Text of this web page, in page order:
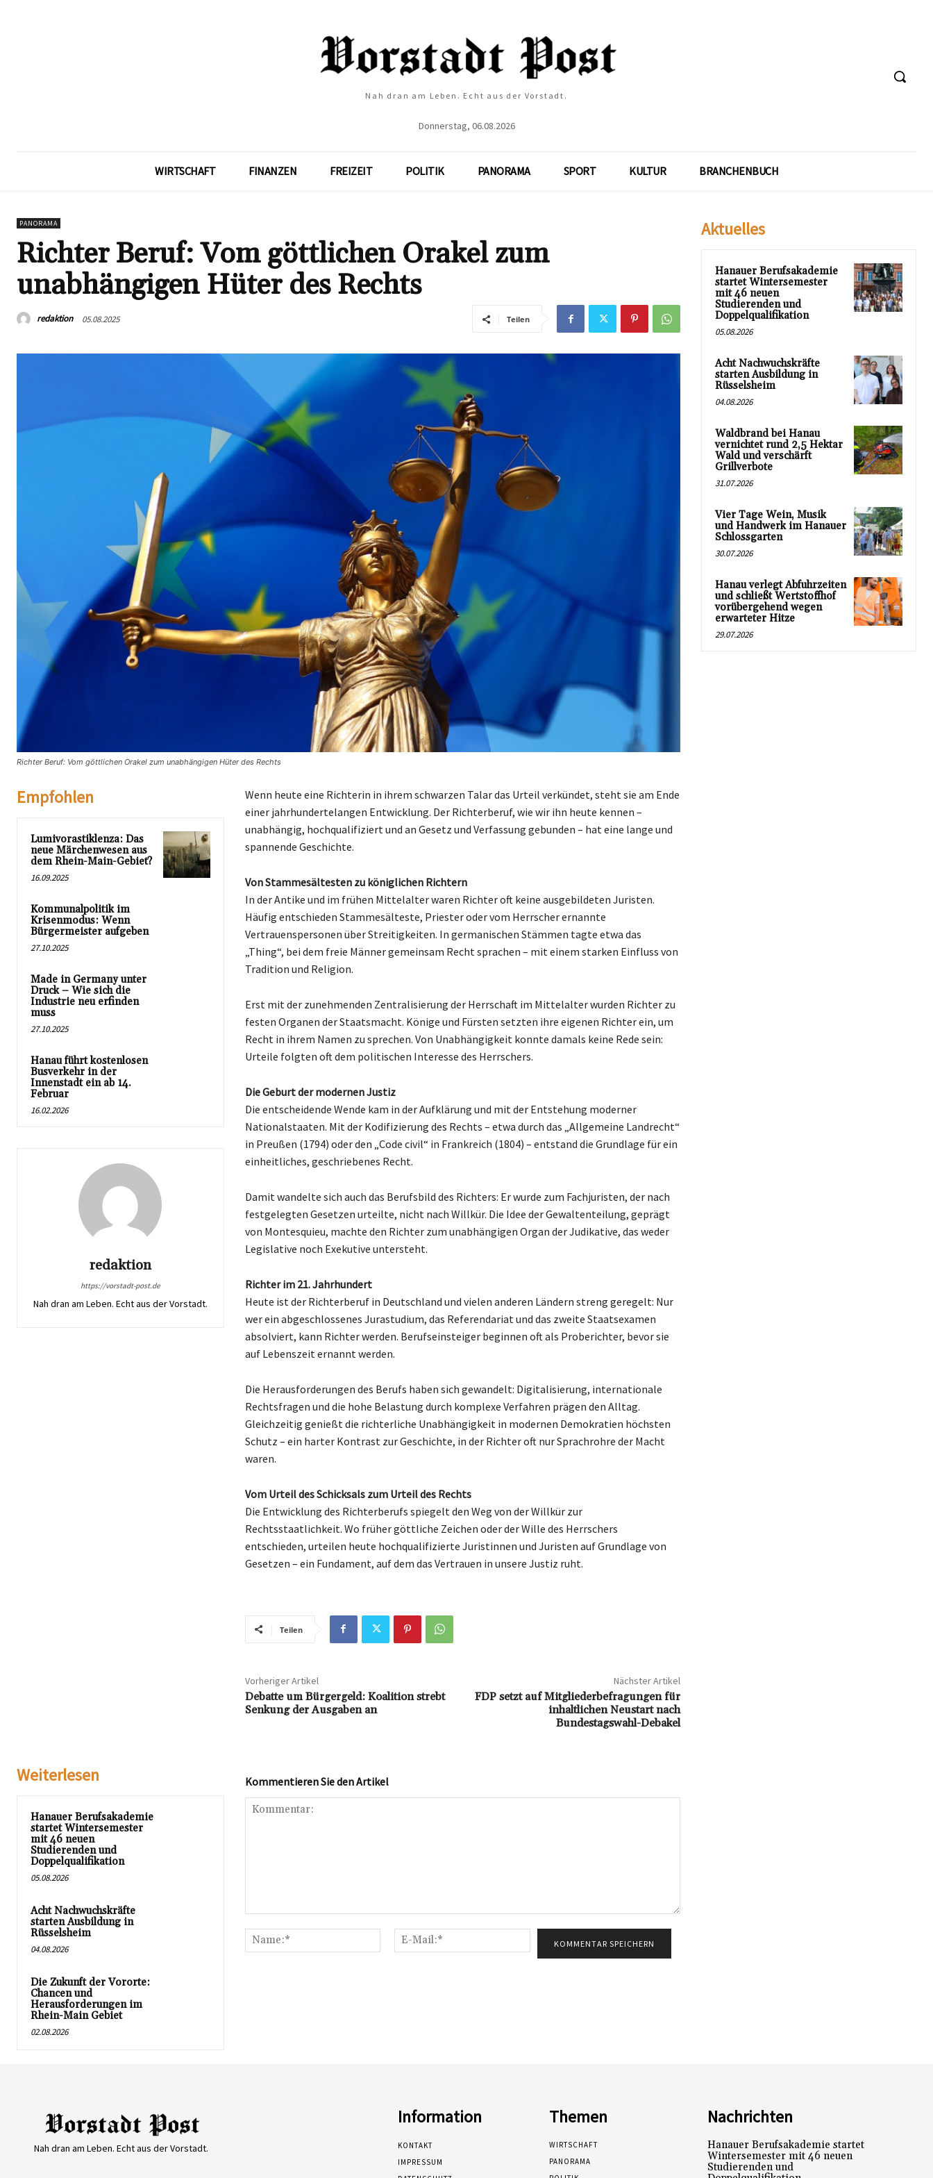
Nah dran am Leben. Echt aus der Vorstadt.
Donnerstag, 06.08.2026
WIRTSCHAFT FINANZEN FREIZEIT POLITIK PANORAMA SPORT KULTUR BRANCHENBUCH
PANORAMA
Richter Beruf: Vom göttlichen Orakel zum
unabhängigen Hüter des Rechts
redaktion 05.08.2025 Teilen
Richter Beruf: Vom göttlichen Orakel zum unabhängigen Hüter des Rechts
Empfohlen
Lumivorastiklenza: Das
neue Märchenwesen aus
dem Rhein-Main-Gebiet?
16.09.2025
Kommunalpolitik im
Krisenmodus: Wenn
Bürgermeister aufgeben
27.10.2025
Made in Germany unter
Druck – Wie sich die
Industrie neu erfinden
muss
27.10.2025
Hanau führt kostenlosen
Busverkehr in der
Innenstadt ein ab 14.
Februar
16.02.2026
redaktion
https://vorstadt-post.de
Nah dran am Leben. Echt aus der Vorstadt.
Wenn heute eine Richterin in ihrem schwarzen Talar das Urteil verkündet, steht sie am Ende
einer jahrhundertelangen Entwicklung. Der Richterberuf, wie wir ihn heute kennen –
unabhängig, hochqualifiziert und an Gesetz und Verfassung gebunden – hat eine lange und
spannende Geschichte.
Von Stammesältesten zu königlichen Richtern
In der Antike und im frühen Mittelalter waren Richter oft keine ausgebildeten Juristen.
Häufig entschieden Stammesälteste, Priester oder vom Herrscher ernannte
Vertrauenspersonen über Streitigkeiten. In germanischen Stämmen tagte etwa das
„Thing“, bei dem freie Männer gemeinsam Recht sprachen – mit einem starken Einfluss von
Tradition und Religion.
Erst mit der zunehmenden Zentralisierung der Herrschaft im Mittelalter wurden Richter zu
festen Organen der Staatsmacht. Könige und Fürsten setzten ihre eigenen Richter ein, um
Recht in ihrem Namen zu sprechen. Von Unabhängigkeit konnte damals keine Rede sein:
Urteile folgten oft dem politischen Interesse des Herrschers.
Die Geburt der modernen Justiz
Die entscheidende Wende kam in der Aufklärung und mit der Entstehung moderner
Nationalstaaten. Mit der Kodifizierung des Rechts – etwa durch das „Allgemeine Landrecht“
in Preußen (1794) oder den „Code civil“ in Frankreich (1804) – entstand die Grundlage für ein
einheitliches, geschriebenes Recht.
Damit wandelte sich auch das Berufsbild des Richters: Er wurde zum Fachjuristen, der nach
festgelegten Gesetzen urteilte, nicht nach Willkür. Die Idee der Gewaltenteilung, geprägt
von Montesquieu, machte den Richter zum unabhängigen Organ der Judikative, das weder
Legislative noch Exekutive untersteht.
Richter im 21. Jahrhundert
Heute ist der Richterberuf in Deutschland und vielen anderen Ländern streng geregelt: Nur
wer ein abgeschlossenes Jurastudium, das Referendariat und das zweite Staatsexamen
absolviert, kann Richter werden. Berufseinsteiger beginnen oft als Proberichter, bevor sie
auf Lebenszeit ernannt werden.
Die Herausforderungen des Berufs haben sich gewandelt: Digitalisierung, internationale
Rechtsfragen und die hohe Belastung durch komplexe Verfahren prägen den Alltag.
Gleichzeitig genießt die richterliche Unabhängigkeit in modernen Demokratien höchsten
Schutz – ein harter Kontrast zur Geschichte, in der Richter oft nur Sprachrohre der Macht
waren.
Vom Urteil des Schicksals zum Urteil des Rechts
Die Entwicklung des Richterberufs spiegelt den Weg von der Willkür zur
Rechtsstaatlichkeit. Wo früher göttliche Zeichen oder der Wille des Herrschers
entschieden, urteilen heute hochqualifizierte Juristinnen und Juristen auf Grundlage von
Gesetzen – ein Fundament, auf dem das Vertrauen in unsere Justiz ruht.
Teilen
Vorheriger Artikel
Debatte um Bürgergeld: Koalition strebt
Senkung der Ausgaben an
Nächster Artikel
FDP setzt auf Mitgliederbefragungen für
inhaltlichen Neustart nach
Bundestagswahl-Debakel
Weiterlesen
Hanauer Berufsakademie
startet Wintersemester
mit 46 neuen
Studierenden und
Doppelqualifikation
05.08.2026
Acht Nachwuchskräfte
starten Ausbildung in
Rüsselsheim
04.08.2026
Die Zukunft der Vororte:
Chancen und
Herausforderungen im
Rhein-Main Gebiet
02.08.2026
Kommentieren Sie den Artikel
Name:*
Mail:*
Aktuelles
Hanauer Berufsakademie
startet Wintersemester
mit 46 neuen
Studierenden und
Doppelqualifikation
05.08.2026
Acht Nachwuchskräfte
starten Ausbildung in
Rüsselsheim
04.08.2026
Waldbrand bei Hanau
vernichtet rund 2,5 Hektar
Wald und verschärft
Grillverbote
31.07.2026
Vier Tage Wein, Musik
und Handwerk im Hanauer
Schlossgarten
30.07.2026
Hanau verlegt Abfuhrzeiten
und schließt Wertstoffhof
vorübergehend wegen
erwarteter Hitze
29.07.2026
Nah dran am Leben. Echt aus der Vorstadt.
Information
KONTAKT
IMPRESSUM
Themen
WIRTSCHAFT
PANORAMA
Nachrichten
Hanauer Berufsakademie startet
Wintersemester mit 46 neuen
Studierenden und